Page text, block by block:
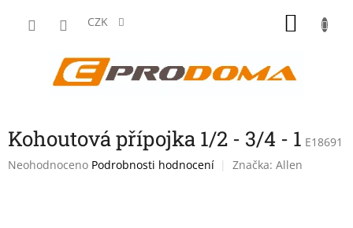
CZK
Kohoutová přípojka 1/2 - 3/4 - 1 E18691
Průměrné
Neohodnoceno Podrobnosti hodnocení Značka: Allen